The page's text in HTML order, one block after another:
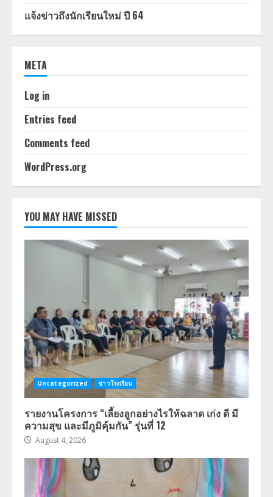
แจ้งข่าวถึงนักเรียนใหม่ ปี 64
META
Log in
Entries feed
Comments feed
WordPress.org
YOU MAY HAVE MISSED
Uncategorized ข่าวโรงเรียน
รายงานโครงการ “เลี้ยงลูกอย่างไรให้ฉลาด เก่ง ดี มี
ความสุข และมีภูมิคุ้มกัน” รุ่นที่ 12
August 4, 2026